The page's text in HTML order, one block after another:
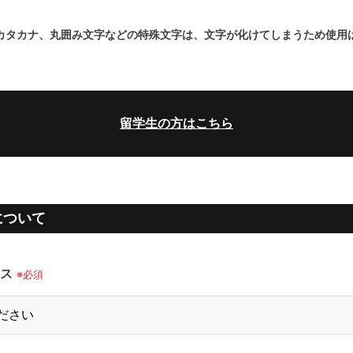
タカナ、丸囲み文字などの特殊文字は、文字が化けてしまうため使用
留学生の方はこちら
いて
※必須